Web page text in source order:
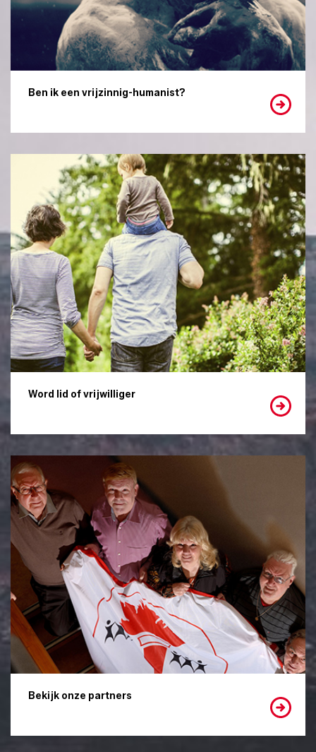
Ben ik een vrijzinnig-humanist?
Word lid of vrijwilliger
Bekijk onze partners